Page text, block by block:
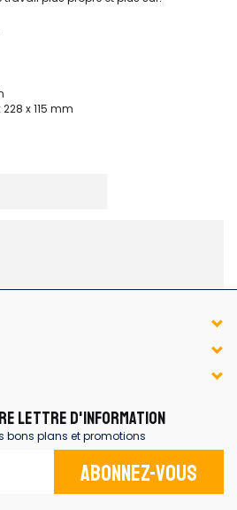
x 115 mm
LETTRE D'INFORMATION
bons plans et promotions
Abonnez-vous